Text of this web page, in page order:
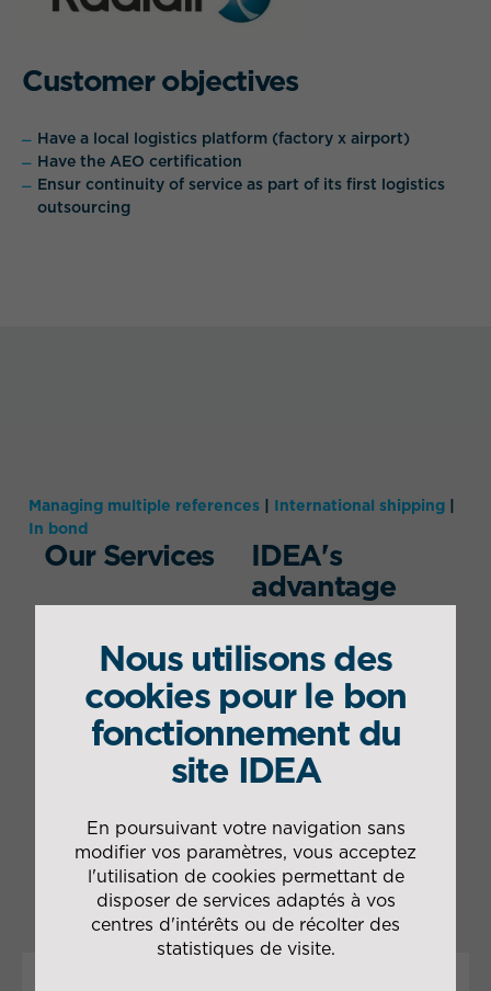
Customer objectives
Have a local logistics platform (factory x airport)
Have the AEO certification
Ensur continuity of service as part of its first logistics
outsourcing
Managing multiple references | International shipping |
In bond
Our Services
Customised service
acceptance (multiple
Bonded storage
management
Packaging and
shipping of parts
clearance
Worlwide shipping
Use of ERP/SAP
IDEA's
advantage
Packaging by grouping
and pooling shipments
by customer and
geographical area
Development of a
Business Intelligence
tool to retrieve ERP
IDEA Group certified
AEO
Nous utilisons des
cookies pour le bon
fonctionnement du
site IDEA
En poursuivant votre navigation sans
modifier vos paramètres, vous acceptez
l'utilisation de cookies permettant de
disposer de services adaptés à vos
centres d'intérêts ou de récolter des
statistiques de visite.